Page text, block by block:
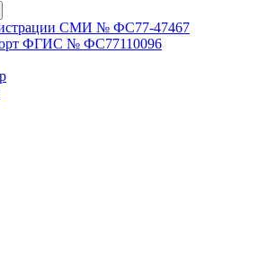
СМИ № ФС77-47467
ФГИС № ФС77110096